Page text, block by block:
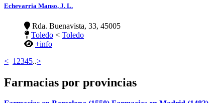
Echevarria Manso, J. L.
Rda. Buenavista, 33, 45005
Toledo < Toledo
+info
< 1 2345..>
Farmacias por provincias